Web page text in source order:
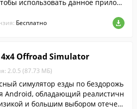
использовать данное прилож
строкой Linux.
Бесплатно
4x4 Offroad Simulator
2.0.5 (87.73 МБ)
симулятор езды по бездорожь
Android, обладающий реалистичн
и большим выбором отечест